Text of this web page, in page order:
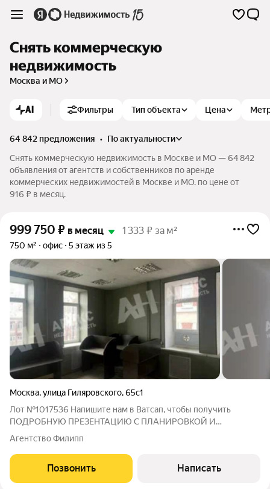
Снять коммерческую
недвижимость
Москва и МО
AI Фильтры Тип объекта Цена
64 842 предложения •
по актуальности
Снять коммерческую недвижимость в Москве и МО — 64 842
объявления от агентств и собственников по аренде
коммерческих недвижимостей в Москве и МО. по цене от
916 ₽ в месяц.
999 750 ₽ в месяц 1 333 ₽ за м²
750 м² офис 5 этаж из 5
Москва,улица Гиляровского,65с1
Лот №1017536 Напишите нам в Ватсап, чтобы получить
ПОДРОБНУЮ ПРЕЗЕНТАЦИЮ С ПЛАНИРОВКОЙ И
ФОТОГРАФИЯМИ! Аренда офисного блока 750м2 в
метро/БКЛ/МЦД Рижская и метро Проспект Мира. Прямой
Агентство Филипп
Позвонить Написать